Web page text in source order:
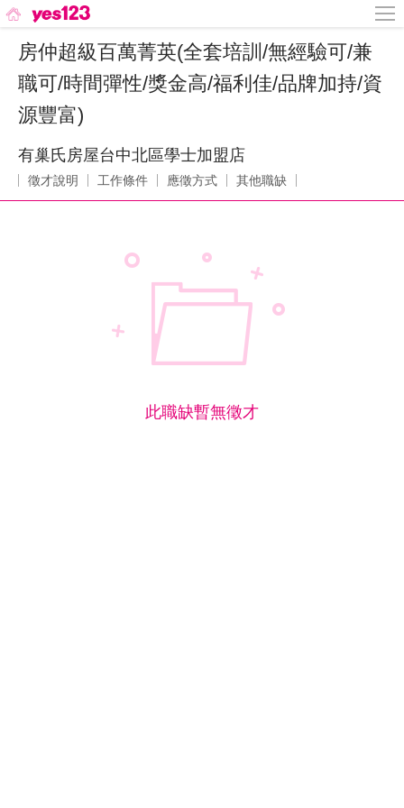
房仲超級百萬菁英(全套培訓/無經驗可/兼
職可/時間彈性/獎金高/福利佳/品牌加持/資
源豐富)
有巢氏房屋台中北區學士加盟店
徵才說明 工作條件 應徵方式 其他職缺
此職缺暫無徵才